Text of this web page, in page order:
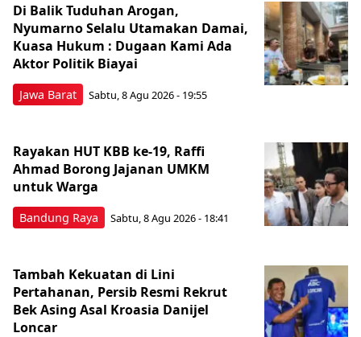
Jawa Barat
Di Balik Tuduhan Arogan,
Nyumarno Selalu Utamakan Damai,
Kuasa Hukum : Dugaan Kami Ada
Aktor Politik Biayai
Sabtu, 8 Agu 2026 - 19:55
Bandung Raya
Rayakan HUT KBB ke-19, Raffi
Ahmad Borong Jajanan UMKM
untuk Warga
Sabtu, 8 Agu 2026 - 18:41
Tambah Kekuatan di Lini
Pertahanan, Persib Resmi Rekrut
Bek Asing Asal Kroasia Danijel
Loncar